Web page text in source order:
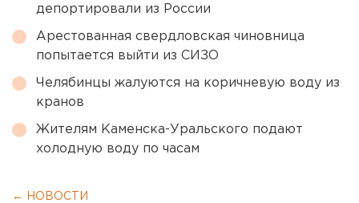
депортировали из России
Арестованная свердловская чиновница
попытается выйти из СИЗО
Челябинцы жалуются на коричневую воду из
кранов
Жителям Каменска-Уральского подают
холодную воду по часам
← НОВОСТИ